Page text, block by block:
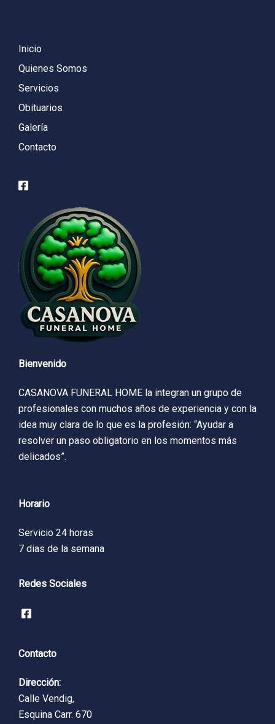
Inicio
Quienes Somos
Servicios
Obituarios
Galería
Contacto
Bienvenido
CASANOVA FUNERAL HOME la integran un grupo de
profesionales con muchos años de experiencia y con la
idea muy clara de lo que es la profesión: “Ayudar a
resolver un paso obligatorio en los momentos más
delicados”.
Horario
Servicio 24 horas
7 dias de la semana
Redes Sociales
Contacto
Dirección:
Calle Vendig,
Esquina Carr. 670